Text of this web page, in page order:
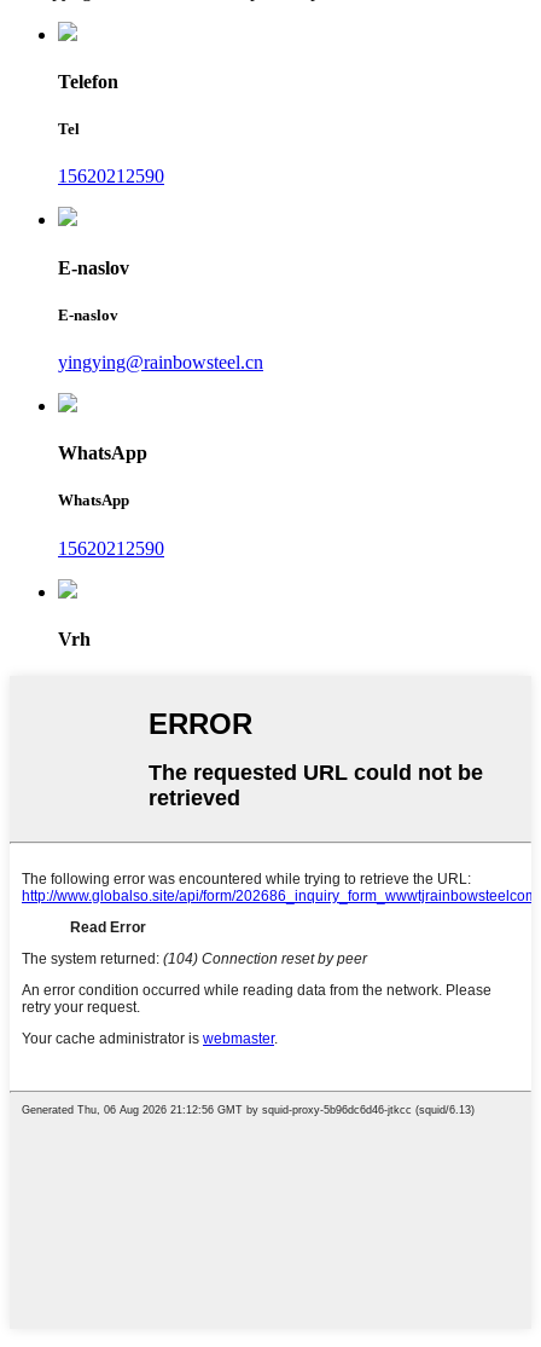
Telefon
Tel
15620212590
E-naslov
E-naslov
yingying@rainbowsteel.cn
WhatsApp
WhatsApp
15620212590
Vrh